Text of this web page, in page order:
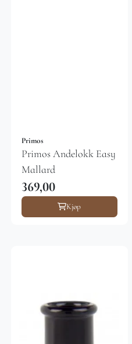
Primos
Primos Andelokk Easy
Mallard
369,00
Kjøp